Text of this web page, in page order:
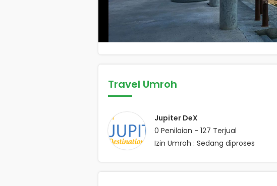
Travel Umroh
Jupiter DeX
0 Penilaian - 127 Terjual
Izin Umroh : Sedang diproses